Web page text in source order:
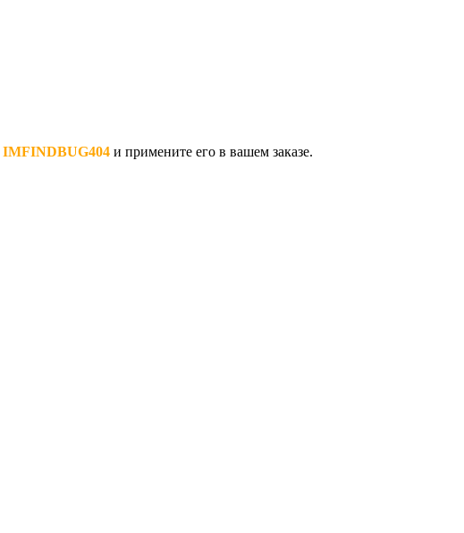
IMFINDBUG404 и примените его в вашем заказе.